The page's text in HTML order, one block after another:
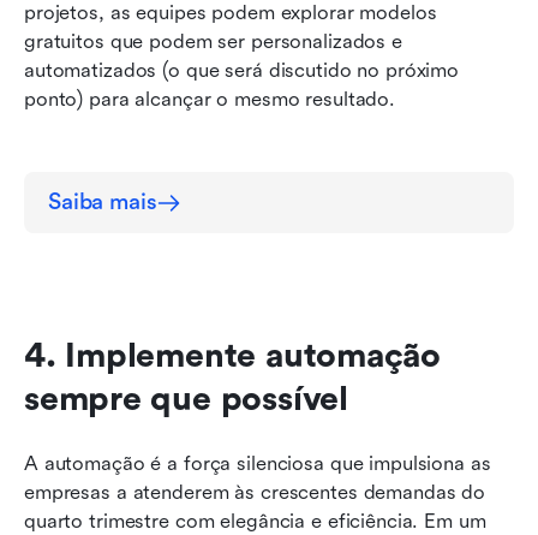
projetos, as equipes podem explorar modelos
gratuitos que podem ser personalizados e
automatizados (o que será discutido no próximo
ponto) para alcançar o mesmo resultado.
Saiba mais
4. Implemente automação
sempre que possível
A automação é a força silenciosa que impulsiona as
empresas a atenderem às crescentes demandas do
quarto trimestre com elegância e eficiência. Em um